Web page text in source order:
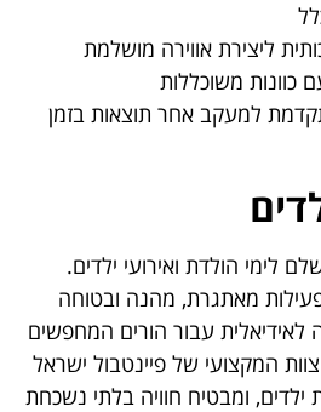
ליצירת אווירה מושלמת
כוונות משוכללות
למעקב אחר תוצאות בזמן
לימי הולדת ואירועי ילדים.
מאתגרת, מהנה ובטוחה
לאידיאלית עבור הורים המחפשים
המקצועי של פיינטבול ישראל
ומבטיח חוויה בלתי נשכחת